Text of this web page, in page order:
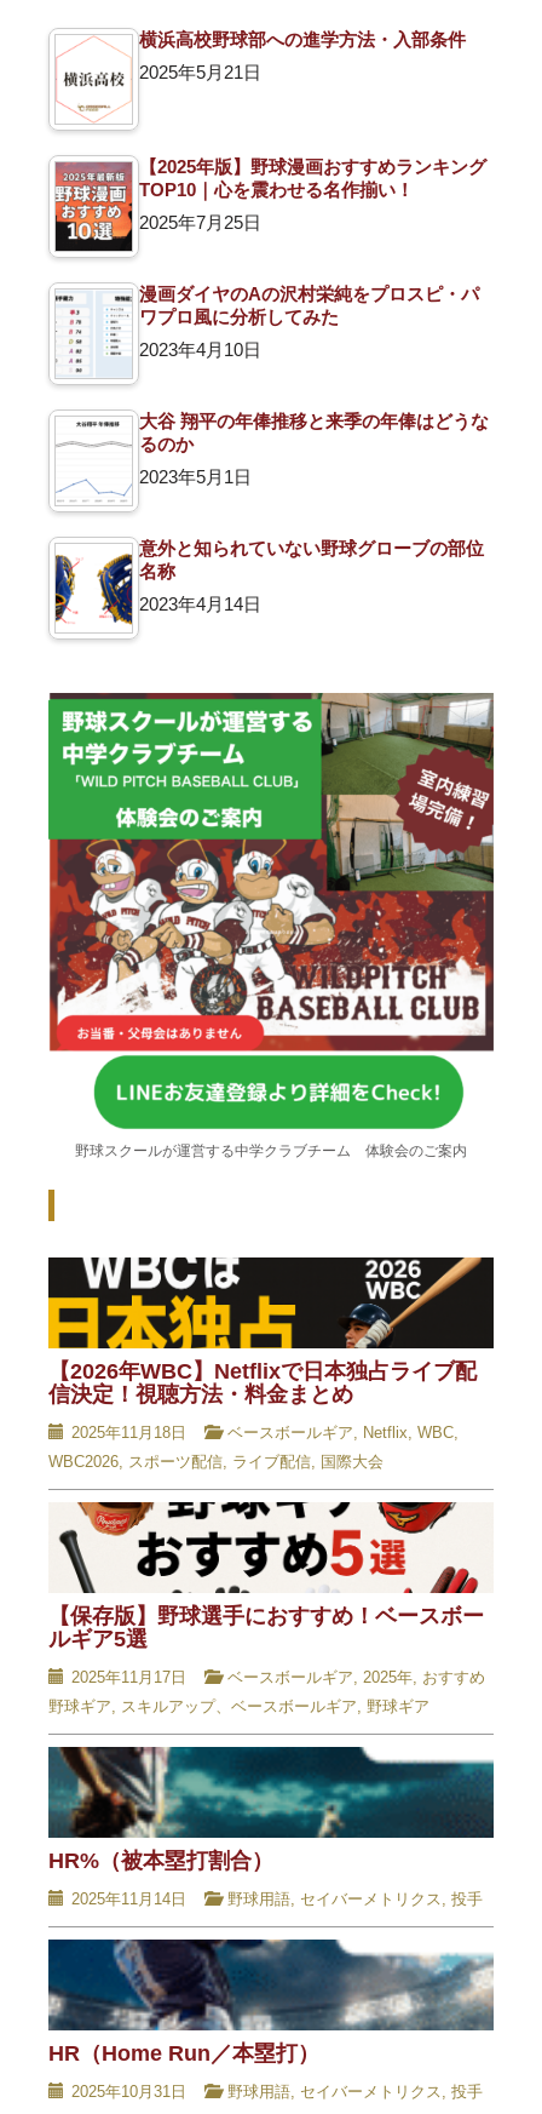
横浜高校野球部への進学方法・入部条件
2025年5月21日
【2025年版】野球漫画おすすめランキング
TOP10｜心を震わせる名作揃い！
2025年7月25日
漫画ダイヤのAの沢村栄純をプロスピ・パ
ワプロ風に分析してみた
2023年4月10日
大谷 翔平の年俸推移と来季の年俸はどうな
るのか
2023年5月1日
意外と知られていない野球グローブの部位
名称
2023年4月14日
野球スクールが運営する中学クラブチーム 体験会のご案内
【2026年WBC】Netflixで日本独占ライブ配
信決定！視聴方法・料金まとめ
2025年11月18日 ベースボールギア, Netflix, WBC,
WBC2026, スポーツ配信, ライブ配信, 国際大会
【保存版】野球選手におすすめ！ベースボー
ルギア5選
2025年11月17日 ベースボールギア, 2025年, おすすめ
野球ギア, スキルアップ、ベースボールギア, 野球ギア
HR%（被本塁打割合）
2025年11月14日 野球用語, セイバーメトリクス, 投手
HR（Home Run／本塁打）
2025年10月31日 野球用語, セイバーメトリクス, 投手